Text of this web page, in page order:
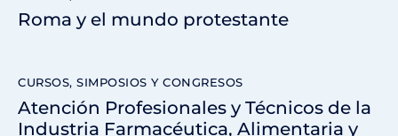
Roma y el mundo protestante
CURSOS, SIMPOSIOS Y CONGRESOS
Atención Profesionales y Técnicos de la
Industria Farmacéutica, Alimentaria y